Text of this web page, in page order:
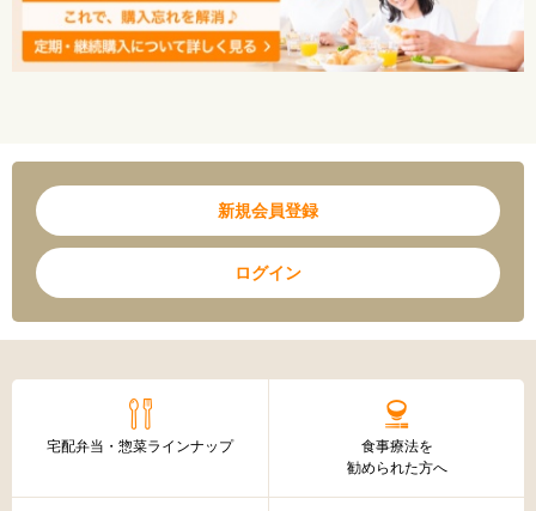
新規会員登録
ログイン
宅配弁当・惣菜ラインナップ
食事療法を
勧められた方へ